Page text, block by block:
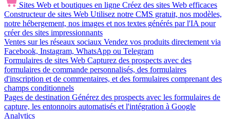
Sites Web et boutiques en ligne Créez des sites Web efficaces
Constructeur de sites Web Utilisez notre CMS gratuit, nos modèles,
notre hébergement, nos images et nos textes générés par l'IA pour
créer des sites impressionnants
Ventes sur les réseaux sociaux Vendez vos produits directement via
Facebook, Instagram, WhatsApp ou Telegram
Formulaires de sites Web Capturez des prospects avec des
formulaires de commande personnalisés, des formulaires
d'inscription et de commentaires, et des formulaires comprenant des
champs conditionnels
Pages de destination Générez des prospects avec les formulaires de
capture, les entonnoirs automatisés et l'intégration à Google
Analytics